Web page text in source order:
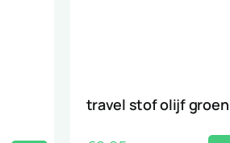
travel stof olijf groen